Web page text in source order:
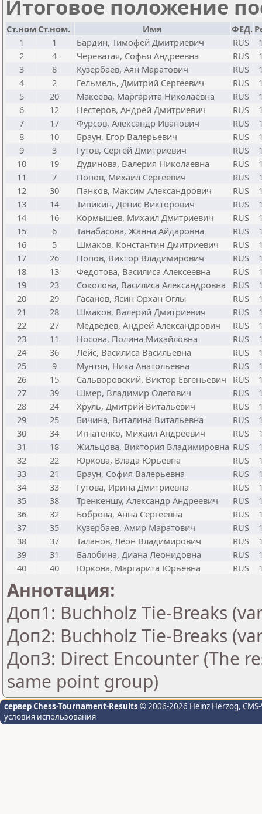
Итоговое положение
Ст.ном Ст.ном. Имя ФЕД.
1
1 Бардин, Тимофей Дмитриевич RUS
2
4 Череватая, Софья Андреевна RUS
3
8 Кузербаев, Аян Маратович RUS
4
2 Гельмель, Дмитрий Сергеевич RUS
5
20 Макеева, Маргарита Николаевна RUS
6
12 Нестеров, Андрей Дмитриевич RUS
7
17 Фурсов, Александр Иванович RUS
8
10 Браун, Егор Валерьевич RUS
9
3 Гутов, Сергей Дмитриевич RUS
10
19 Дудинова, Валерия Николаевна RUS
11
7 Попов, Михаил Сергеевич RUS
12
30 Панков, Максим Александрович RUS
13
14 Типикин, Денис Викторович RUS
14
16 Кормышев, Михаил Дмитриевич RUS
15
6 Танабасова, Жанна Айдаровна RUS
16
5 Шмаков, Константин Дмитриевич RUS
17
26 Попов, Виктор Владимирович RUS
18
13 Федотова, Василиса Алексеевна RUS
19
23 Соколова, Василиса Александровна RUS
20
29 Гасанов, Ясин Орхан Оглы RUS
21
28 Шмаков, Валерий Дмитриевич RUS
22
27 Медведев, Андрей Александрович RUS
23
11 Носова, Полина Михайловна RUS
24
36 Лейс, Василиса Васильевна RUS
25
9 Мунтян, Ника Анатольевна RUS
26
15 Сальворовский, Виктор Евгеньевич RUS
27
39 Шмер, Владимир Олегович RUS
28
24 Хруль, Дмитрий Витальевич RUS
29
25 Бичина, Виталина Витальевна RUS
30
34 Игнатенко, Михаил Андреевич RUS
31
18 Жильцова, Виктория Владимировна RUS
32
22 Юркова, Влада Юрьевна RUS
33
21 Браун, София Валерьевна RUS
34
33 Гутова, Ирина Дмитриевна RUS
35
38 Тренкеншу, Александр Андреевич RUS
36
32 Боброва, Анна Сергеевна RUS
37
35 Кузербаев, Амир Маратович RUS
38
37 Таланов, Леон Владимирович RUS
39
31 Балобина, Диана Леонидовна RUS
40
40 Юркова, Маргарита Юрьевна RUS
Аннотация:
Доп1: Buchholz Tie-Breaks
Доп2: Buchholz Tie-Breaks
Доп3: Direct Encounter (The
same point group)
сервер Chess-Tournament-Results © 2006-2026 Heinz Herzog,
условия использования